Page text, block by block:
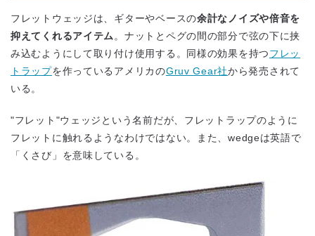
フレットウェッジは、ギターやベースの余計なノイズや倍音を
抑えてくれるアイテム 。ナットとペグの間の部分で弦の下に挟
み込むようにして取り付け使用する。同様の効果を持つフレッ
トラップを作っているアメリカのGruv Gear社から発売されて
いる。
"フレット"ウェッジという名前だが、フレットラップのように
フレットに触れるようなわけではない。また、wedgeは英語で
「くさび」を意味している。